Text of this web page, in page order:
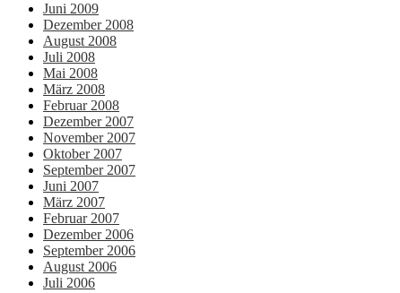
Juni 2009
Dezember 2008
August 2008
Juli 2008
Mai 2008
März 2008
Februar 2008
Dezember 2007
November 2007
Oktober 2007
September 2007
Juni 2007
März 2007
Februar 2007
Dezember 2006
September 2006
August 2006
Juli 2006